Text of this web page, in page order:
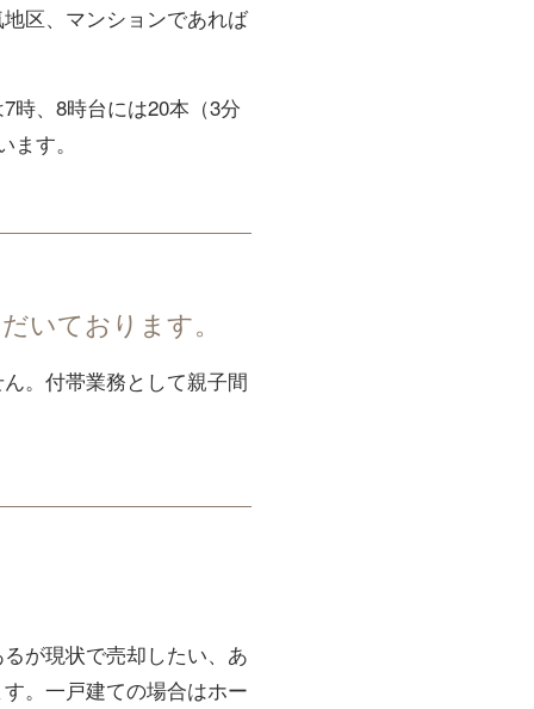
区、マンションであれば
時、8時台には20本（3分
す。
いております。
。付帯業務として親子間
が現状で売却したい、あ
。一戸建ての場合はホー